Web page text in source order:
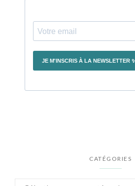
CATÉGORIES